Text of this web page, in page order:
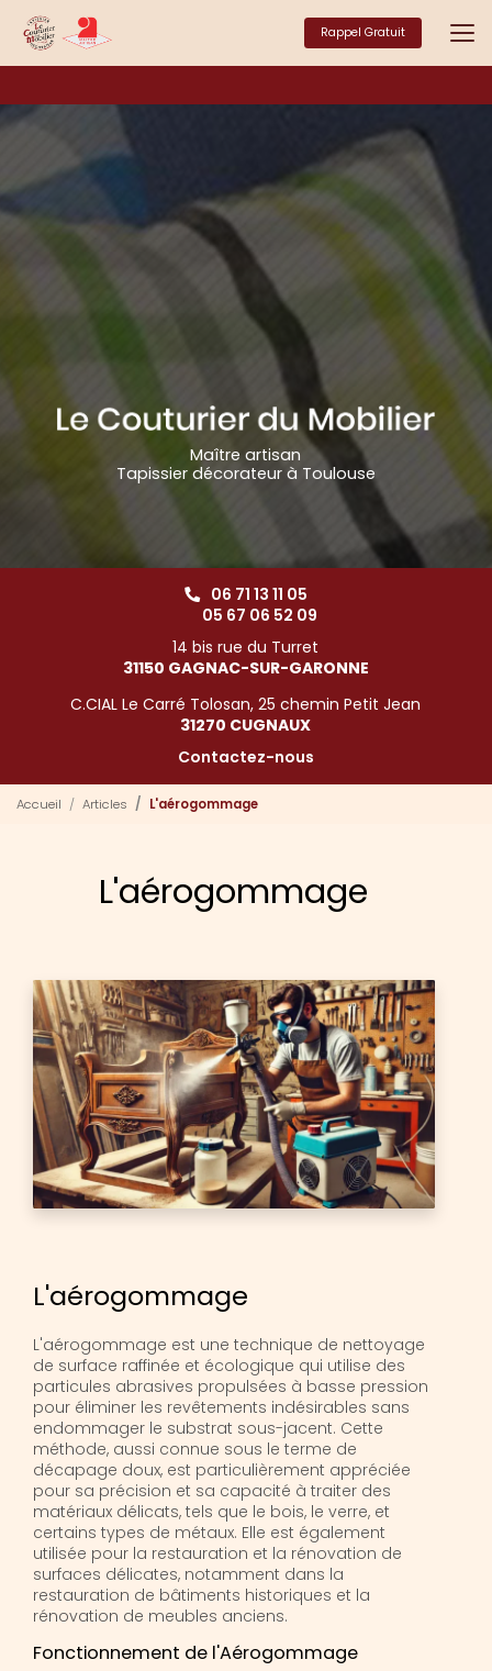
contenu
principal
Rappel Gratuit
Maître artisan
Tapissier décorateur à Toulouse
06 71 13 11 05
05 67 06 52 09
14 bis rue du Turret
31150 GAGNAC-SUR-GARONNE
C.CIAL Le Carré Tolosan, 25 chemin Petit Jean
31270 CUGNAUX
Contactez-nous
Accueil Articles L'aérogommage
L'aérogommage
L'aérogommage
L'aérogommage est une technique de nettoyage
de surface raffinée et écologique qui utilise des
particules abrasives propulsées à basse pression
pour éliminer les revêtements indésirables sans
endommager le substrat sous-jacent. Cette
méthode, aussi connue sous le terme de
décapage doux, est particulièrement appréciée
pour sa précision et sa capacité à traiter des
matériaux délicats, tels que le bois, le verre, et
certains types de métaux. Elle est également
utilisée pour la restauration et la rénovation de
surfaces délicates, notamment dans la
restauration de bâtiments historiques et la
rénovation de meubles anciens.
Fonctionnement de l'Aérogommage